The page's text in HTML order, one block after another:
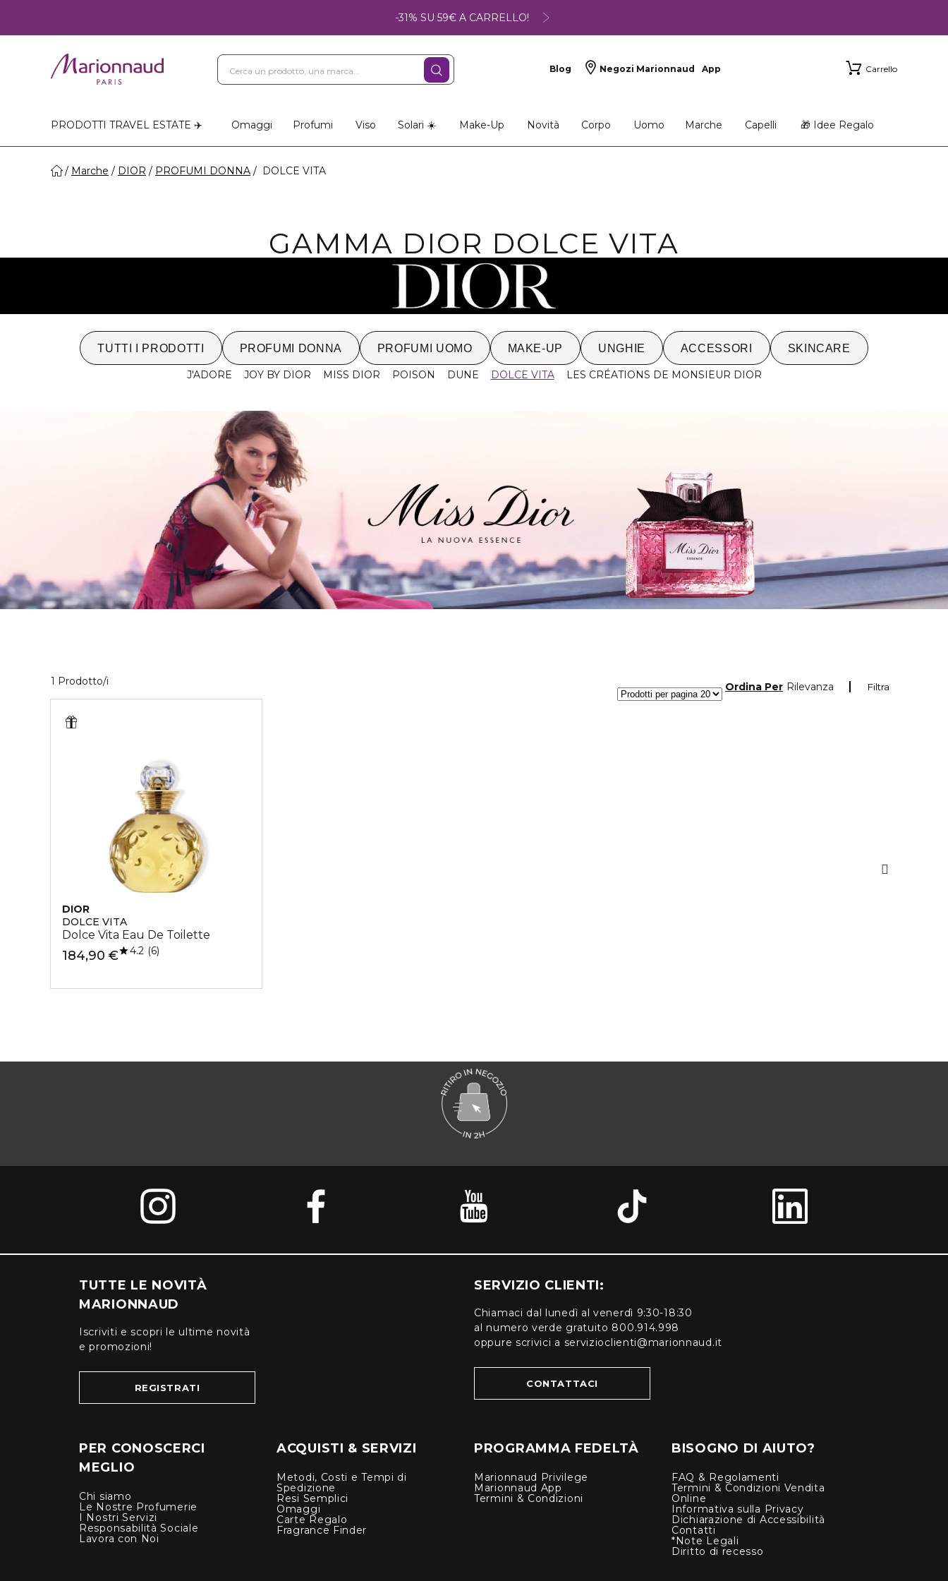
-31% SU 59€ A CARRELLO!
Blog Negozi Marionnaud App Carrello
PRODOTTI TRAVEL ESTATE ✈️ Omaggi Profumi Viso Solari ☀️ Make-Up Novità Corpo Uomo Marche Capelli 🎁 Idee Regalo
Marche DIOR PROFUMI DONNA DOLCE VITA
GAMMA DIOR DOLCE VITA
TUTTI I PRODOTTI PROFUMI DONNA PROFUMI UOMO MAKE-UP UNGHIE ACCESSORI SKINCARE
J'ADORE JOY BY DIOR MISS DIOR POISON DUNE DOLCE VITA LES CRÉATIONS DE MONSIEUR DIOR
1 Prodotto/i Filtra
Ordina Per Rilevanza
DIOR
DOLCE VITA
Dolce Vita Eau De Toilette
184,90 € 4.2 6
TUTTE LE NOVITÀ
MARIONNAUD
Iscriviti e scopri le ultime novità
e promozioni!
REGISTRATI
SERVIZIO CLIENTI:
Chiamaci dal lunedì al venerdì 9:30-18:30
al numero verde gratuito 800.914.998
oppure scrivici a servizioclienti@marionnaud.it
CONTATTACI
PER CONOSCERCI
MEGLIO
Chi siamo
Le Nostre Profumerie
I Nostri Servizi
Responsabilità Sociale
Lavora con Noi
ACQUISTI & SERVIZI
Metodi, Costi e Tempi di
Spedizione
Resi Semplici
Omaggi
Carte Regalo
Fragrance Finder
PROGRAMMA FEDELTÀ
Marionnaud Privilege
Marionnaud App
Termini & Condizioni
BISOGNO DI AIUTO?
FAQ & Regolamenti
Termini & Condizioni Vendita
Online
Informativa sulla Privacy
Dichiarazione di Accessibilità
Contatti
*Note Legali
Diritto di recesso